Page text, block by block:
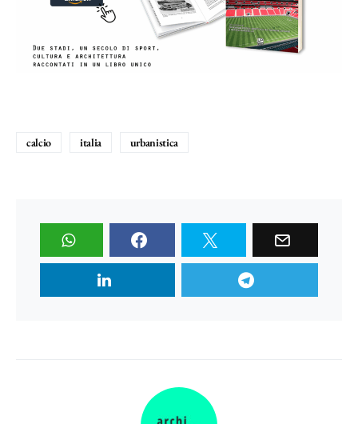
calcio italia urbanistica